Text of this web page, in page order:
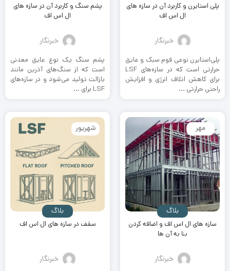
پلی استایرن و کاربرد آن در سازه های
ال اس اف
خبرنگار
پلی‌استایرن نوعی فوم سبک و عایق
حرارتی است که در سازه‌های LSF
برای کاهش اتلاف انرژی و افزایش
راحتی حرارتی ...
پشم سنگ و کاربرد آن در سازه های
ال اس اف
خبرنگار
پشم سنگ یک نوع عایق معدنی
است که از سنگ‌های آذرین مانند
بازالت تولید می‌شود و در سازه‌های
LSF برای ...
بلاگ
مهر
سازه های ال اس اف و اضافه کردن
بنا به آن ها
خبرنگار
بلاگ
شهریور
سقف در سازه های ال اس اف
خبرنگار